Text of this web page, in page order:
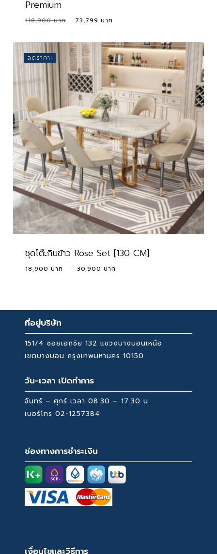
Premium
118,900
Original
was:
118,900 ฿.
73,799
is:
73,799 ฿.
ลดราคา!
ชุดโต๊ะกินข้าว Rose Set [130 CM]
18,900 – 30,900
30,900 ฿
ที่อยู่บริษัท
151/4 ซอยเอกชัย 132 แขวงบางบอนเหนือ
เขตบางบอน กรุงเทพมหานคร 10150
วัน-เวลา เปิดทำการ
จันทร์ – ศุกร์ เวลา 08.30 – 17.30 น.
เบอร์โทร 02-1257384
ช่องทางการชำระเงิน
เงื่อนไขและวิธีการ